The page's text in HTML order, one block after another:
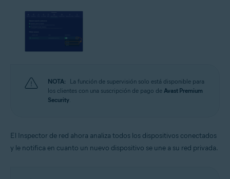
NOTA:
La función de supervisión solo está disponible para
los clientes con una suscripción de pago de Avast Premium
Security.
El Inspector de red ahora analiza todos los dispositivos conectados
y le notifica en cuanto un nuevo dispositivo se une a su red privada.